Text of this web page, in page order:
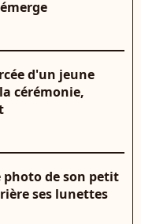
d'un jeune
cérémonie,
photo de son petit
ses lunettes